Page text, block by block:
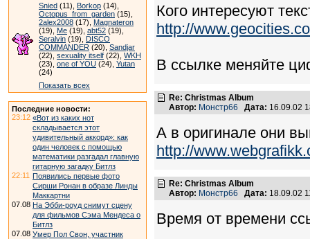
Snied (11), Borkop (14),
Octopus_from_garden (15),
2alex2008 (17), Magnateron
(19), Me (19), abt52 (19),
Seralvin (19), DISCO
COMMANDER (20), Sandjar
(22), sexuality itself (22), WKH
(23), one of YOU (24), Yutan
(24)
Показать всех
Последние новости:
23:12 «Вот из каких нот
складывается этот
удивительный аккорд»: как
один человек с помощью
математики разгадал главную
гитарную загадку Битлз
22:11 Появились первые фото
Сирши Ронан в образе Линды
Маккартни
07.08 На Эбби-роуд снимут сцену
для фильмов Сэма Мендеса о
Битлз
07.08 Умер Пол Свон, участник
Кого интересуют
http://
В ссылке меняйте
Re: Christmas Album
Автор: Монстр66 Дата: 16.09.02
А в оригинале они
http://
Re: Christmas Album
Автор: Монстр66 Дата: 18.09.02
Время от времени